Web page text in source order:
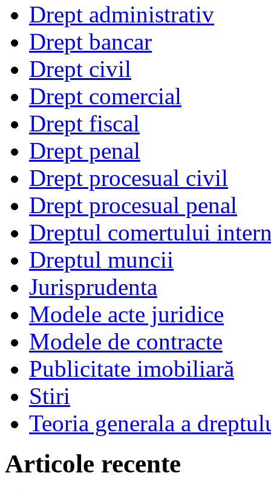
Drept administrativ
Drept bancar
Drept civil
Drept comercial
Drept fiscal
Drept penal
Drept procesual civil
Drept procesual penal
Dreptul comertului
Dreptul muncii
Jurisprudenta
Modele acte juridice
Modele de contracte
Publicitate imobiliară
Stiri
Teoria generala a
Articole recente